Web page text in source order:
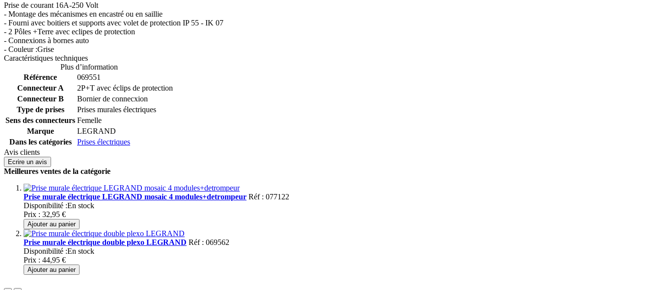
Prise de courant 16A-250 Volt
- Montage des mécanismes en encastré ou en saillie
- Fourni avec boitiers et supports avec volet de protection IP 55 - IK 07
- 2 Pôles +Terre avec eclipes de protection
- Connexions à bornes auto
- Couleur :Grise
Caractéristiques techniques
Plus d’information
Référence
069551
Connecteur A
2P+T avec éclips de protection
Connecteur B
Bornier de connecxion
Type de prises
Prises murales électriques
Sens des connecteurs Femelle
Marque
LEGRAND
Dans les catégories
Prises électriques
Avis clients
Ecrire un avis
Meilleures ventes de la catégorie
Prise murale électrique LEGRAND mosaic 4 modules+detrompeur Réf : 077122
Disponibilité :En stock
Prix : 32,95 €
Ajouter au panier
Prise murale électrique double plexo LEGRAND Réf : 069562
Disponibilité :En stock
Prix : 44,95 €
Ajouter au panier